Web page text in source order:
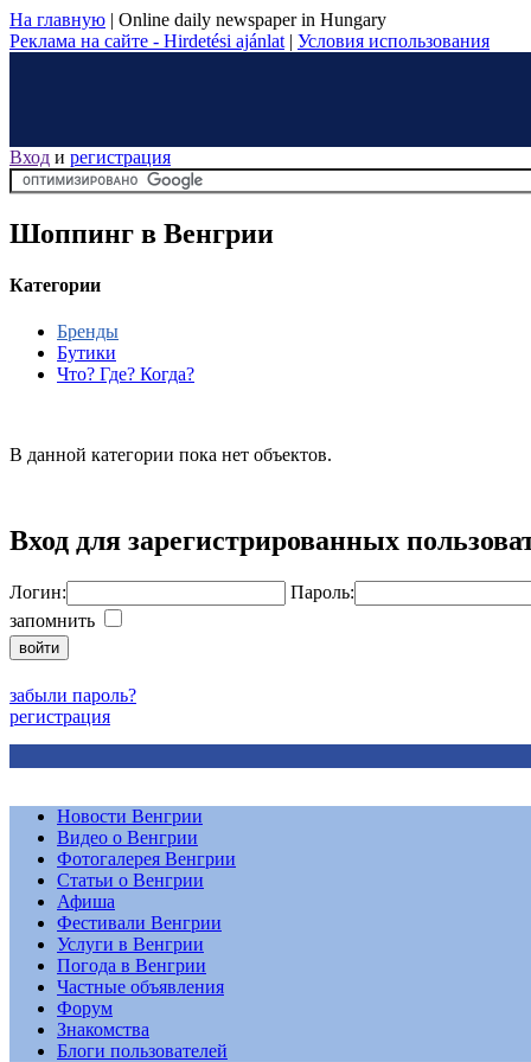
На главную | Online daily newspaper in Hungary
Реклама на сайте - Hirdetési ajánlat | Условия использования
Вход и регистрация
Шоппинг в Венгрии
Категории
Бренды
Бутики
Что? Где? Когда?
В данной категории пока нет объектов.
Вход для зарегистрированных
Логин:
Пароль:
запомнить
забыли пароль?
регистрация
Новости Венгрии
Видео о Венгрии
Фотогалерея Венгрии
Статьи о Венгрии
Афиша
Фестивали Венгрии
Услуги в Венгрии
Погода в Венгрии
Частные объявления
Форум
Знакомства
Блоги пользователей